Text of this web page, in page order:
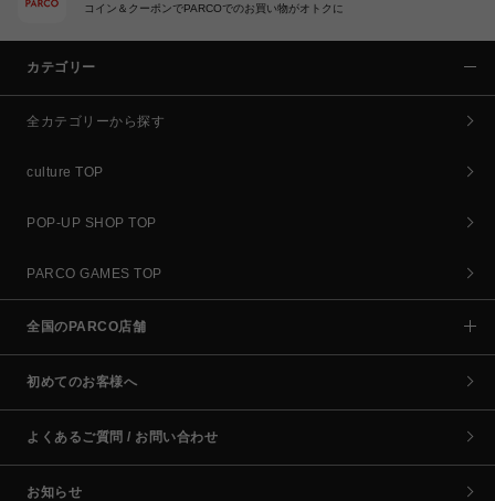
コイン＆クーポンでPARCOでのお買い物がオトクに
カテゴリー
全カテゴリーから探す
culture TOP
POP-UP SHOP TOP
PARCO GAMES TOP
全国のPARCO店舗
初めてのお客様へ
よくあるご質問 / お問い合わせ
お知らせ